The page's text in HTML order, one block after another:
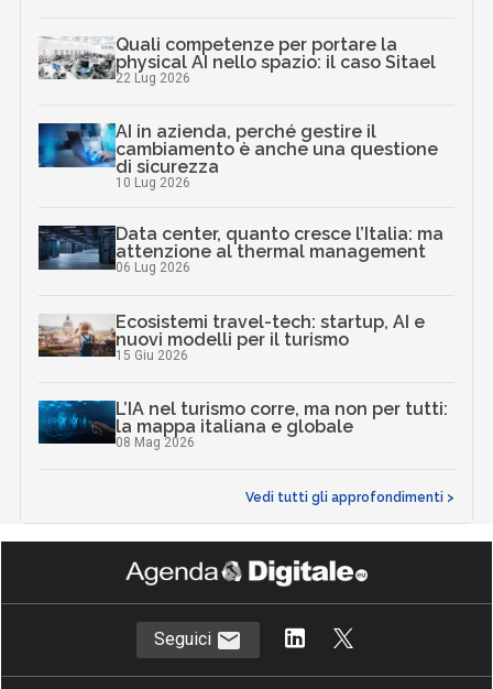
Quali competenze per portare la
physical AI nello spazio: il caso Sitael
22 Lug 2026
AI in azienda, perché gestire il
cambiamento è anche una questione
di sicurezza
10 Lug 2026
Data center, quanto cresce l’Italia: ma
attenzione al thermal management
06 Lug 2026
Ecosistemi travel-tech: startup, AI e
nuovi modelli per il turismo
15 Giu 2026
L’IA nel turismo corre, ma non per tutti:
la mappa italiana e globale
08 Mag 2026
Vedi tutti gli approfondimenti >
Seguici